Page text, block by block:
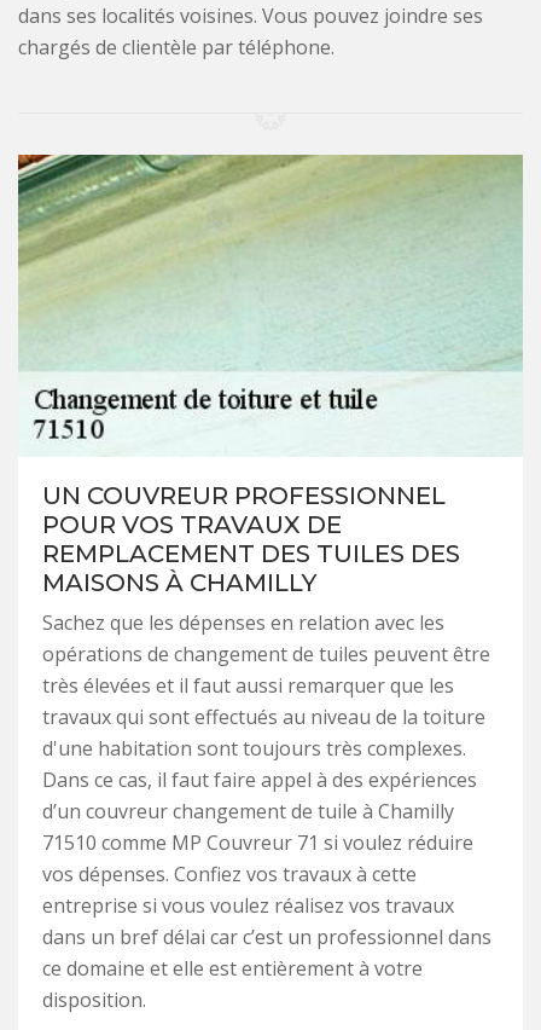
dans ses localités voisines. Vous pouvez joindre ses
chargés de clientèle par téléphone.
UN COUVREUR PROFESSIONNEL
POUR VOS TRAVAUX DE
REMPLACEMENT DES TUILES DES
MAISONS À CHAMILLY
Sachez que les dépenses en relation avec les
opérations de changement de tuiles peuvent être
très élevées et il faut aussi remarquer que les
travaux qui sont effectués au niveau de la toiture
d'une habitation sont toujours très complexes.
Dans ce cas, il faut faire appel à des expériences
d’un couvreur changement de tuile à Chamilly
71510 comme MP Couvreur 71 si voulez réduire
vos dépenses. Confiez vos travaux à cette
entreprise si vous voulez réalisez vos travaux
dans un bref délai car c’est un professionnel dans
ce domaine et elle est entièrement à votre
disposition.